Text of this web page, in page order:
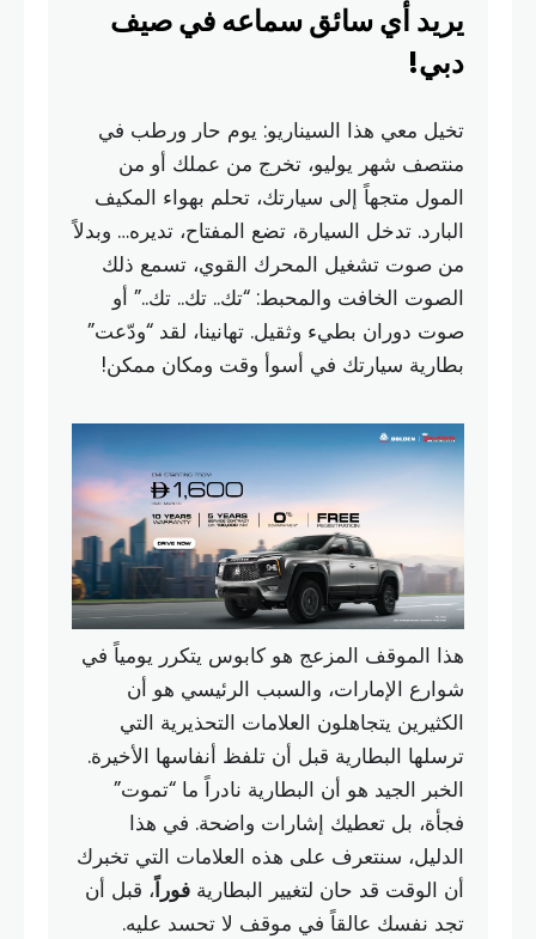
يريد أي سائق سماعه في صيف
دبي!
تخيل معي هذا السيناريو: يوم حار ورطب في
منتصف شهر يوليو، تخرج من عملك أو من
المول متجهاً إلى سيارتك، تحلم بهواء المكيف
البارد. تدخل السيارة، تضع المفتاح، تديره… وبدلاً
من صوت تشغيل المحرك القوي، تسمع ذلك
الصوت الخافت والمحبط: “تك.. تك.. تك..” أو
صوت دوران بطيء وثقيل. تهانينا، لقد “ودّعت”
بطارية سيارتك في أسوأ وقت ومكان ممكن!
هذا الموقف المزعج هو كابوس يتكرر يومياً في
شوارع الإمارات، والسبب الرئيسي هو أن
الكثيرين يتجاهلون العلامات التحذيرية التي
ترسلها البطارية قبل أن تلفظ أنفاسها الأخيرة.
الخبر الجيد هو أن البطارية نادراً ما “تموت”
فجأة، بل تعطيك إشارات واضحة. في هذا
الدليل، سنتعرف على هذه العلامات التي تخبرك
أن الوقت قد حان لتغيير البطارية فوراً، قبل أن
تجد نفسك عالقاً في موقف لا تحسد عليه.